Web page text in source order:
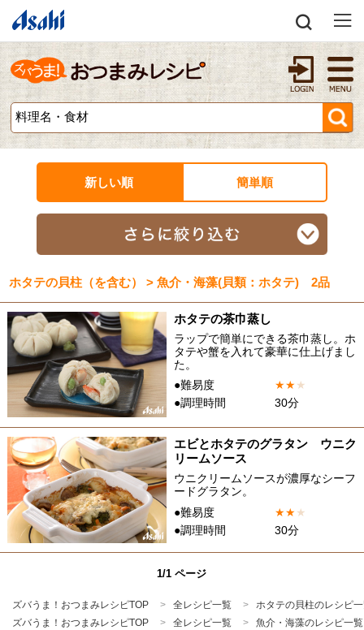
新しい順 簡単順
ホタテの貝柱（を含む） > 魚介・海藻(貝類：ホタテ) 2品
ホタテの茶巾蒸し
ラップで簡単にできる茶巾蒸し。ホ
タテや蟹を入れて豪華に仕上げまし
た。
●難易度
★★★
●調理時間
30分
エビとホタテのグラタン ウニク
リームソース
ウニクリームソースが濃厚なシーフ
ードグラタン。
●難易度
★★★
●調理時間
30分
1/1 ページ
ズバうま！おつまみレシピTOP 全レシピ一覧
ホタテの貝柱のレシピ
ズバうま！おつまみレシピTOP
全レシピ一覧 魚介・海藻のレシピ一覧